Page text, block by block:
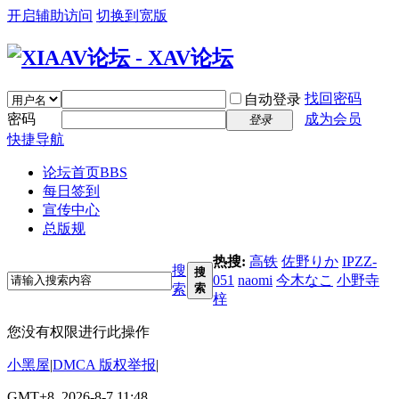
开启辅助访问 切换到宽版
自动登录 找回密码
密码
登录
成为会员
快捷导航
论坛首页BBS
每日签到
宣传中心
总版规
搜
索
搜
索
热搜: 高铁 佐野りか IPZZ-
051 naomi 今木なこ 小野寺
梓
您没有权限进行此操作
小黑屋|DMCA 版权举报|